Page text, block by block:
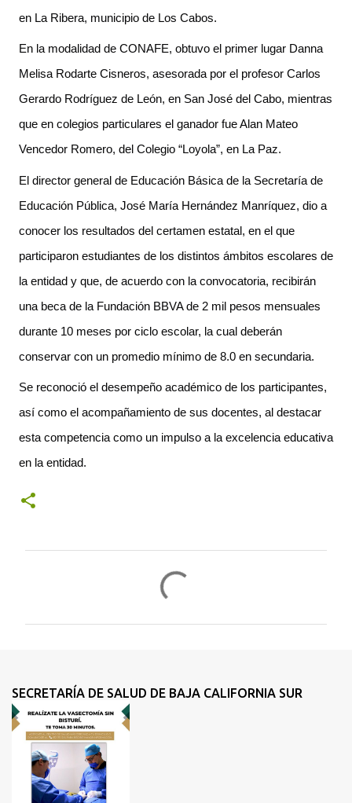
en La Ribera, municipio de Los Cabos.
En la modalidad de CONAFE, obtuvo el primer lugar Danna
Melisa Rodarte Cisneros, asesorada por el profesor Carlos
Gerardo Rodríguez de León, en San José del Cabo, mientras
que en colegios particulares el ganador fue Alan Mateo
Vencedor Romero, del Colegio “Loyola”, en La Paz.
El director general de Educación Básica de la Secretaría de
Educación Pública, José María Hernández Manríquez, dio a
conocer los resultados del certamen estatal, en el que
participaron estudiantes de los distintos ámbitos escolares de
la entidad y que, de acuerdo con la convocatoria, recibirán
una beca de la Fundación BBVA de 2 mil pesos mensuales
durante 10 meses por ciclo escolar, la cual deberán
conservar con un promedio mínimo de 8.0 en secundaria.
Se reconoció el desempeño académico de los participantes,
así como el acompañamiento de sus docentes, al destacar
esta competencia como un impulso a la excelencia educativa
en la entidad.
t
a
r
o
SECRETARÍA DE SALUD DE BAJA CALIFORNIA SUR